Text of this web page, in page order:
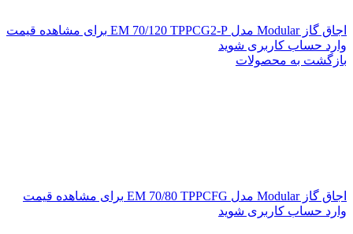
اجاق گاز Modular مدل EM 70/120 TPPCG2-P
برای مشاهده قیمت
وارد حساب کاربری شوید
بازگشت به محصولات
اجاق گاز Modular مدل EM 70/80 TPPCFG
برای مشاهده قیمت
وارد حساب کاربری شوید